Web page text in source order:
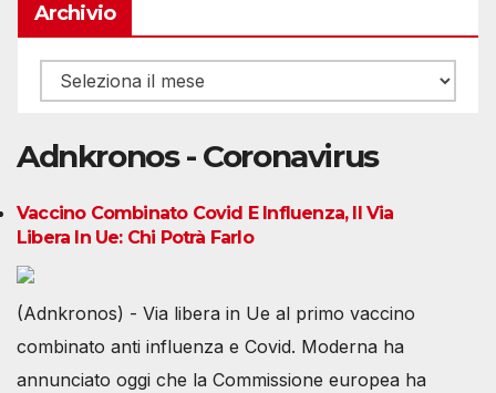
Archivio
Archivio
Adnkronos - Coronavirus
Vaccino Combinato Covid E Influenza, Il Via
Libera In Ue: Chi Potrà Farlo
(Adnkronos) - Via libera in Ue al primo vaccino
combinato anti influenza e Covid. Moderna ha
annunciato oggi che la Commissione europea ha